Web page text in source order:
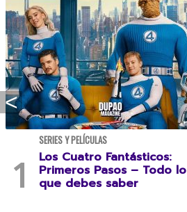
SERIES Y PELÍCULAS
Los Cuatro Fantásticos:
Primeros Pasos – Todo lo
que debes saber